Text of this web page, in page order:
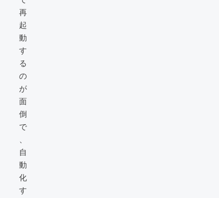
再
起
動
す
る
の
が
面
倒
で
自
動
化
す